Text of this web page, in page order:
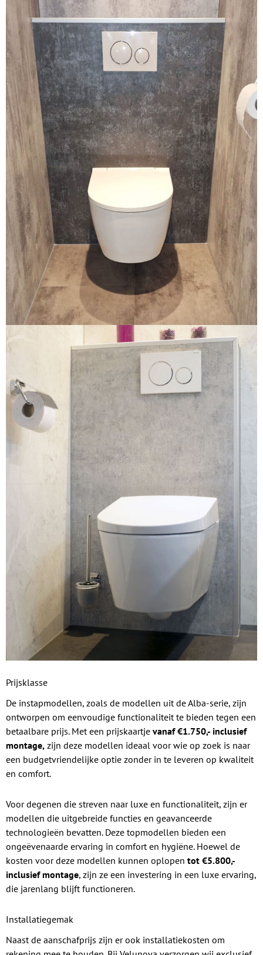
Prijsklasse
De instapmodellen, zoals de modellen uit de Alba-serie, zijn
ontworpen om eenvoudige functionaliteit te bieden tegen een
betaalbare prijs. Met een prijskaartje vanaf €1.750,- inclusief
montage, zijn deze modellen ideaal voor wie op zoek is naar
een budgetvriendelijke optie zonder in te leveren op kwaliteit
en comfort.
Voor degenen die streven naar luxe en functionaliteit, zijn er
modellen die uitgebreide functies en geavanceerde
technologieën bevatten. Deze topmodellen bieden een
ongeëvenaarde ervaring in comfort en hygiëne. Hoewel de
kosten voor deze modellen kunnen oplopen tot €5.800,-
inclusief montage, zijn ze een investering in een luxe ervaring,
die jarenlang blijft functioneren.
Installatiegemak
Naast de aanschafprijs zijn er ook installatiekosten om